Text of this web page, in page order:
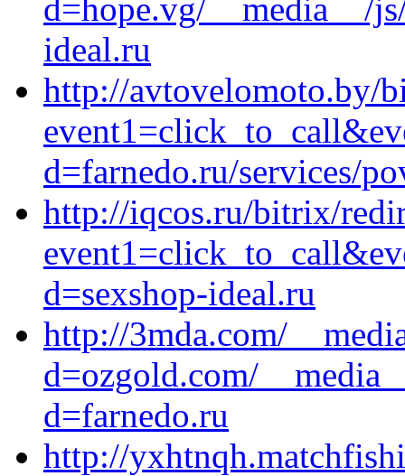
d=hope.vg/__media__/
ideal.ru
http://avtovelomoto.by/
d=farnedo.ru/services/
http://iqcos.ru/bitrix/
d=sexshop-ideal.ru
http://3mda.com/
d=ozgold.com/
d=farnedo.ru
http://